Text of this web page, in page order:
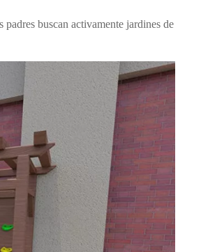
buscan activamente jardines de